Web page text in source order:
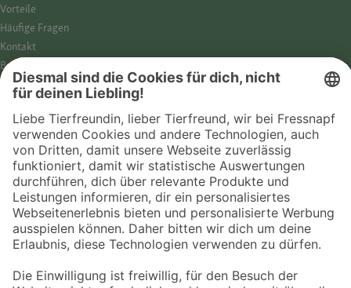
Vorteile
Häufige Fragen
Kontakt
Barrierefreiheit
Impressum
Datenschutz­hinweise
Cookies
AGB
Entdecke Fressnapf
Tierversicherung
GPS-Tracker
Fressnapf Salon
Online-Shop